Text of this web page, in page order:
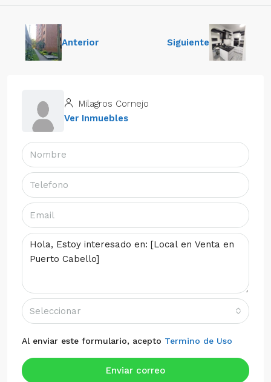
Anterior Siguiente
Milagros Cornejo
Ver Inmuebles
Seleccionar
Al enviar este formulario, acepto Termino de Uso
Enviar correo